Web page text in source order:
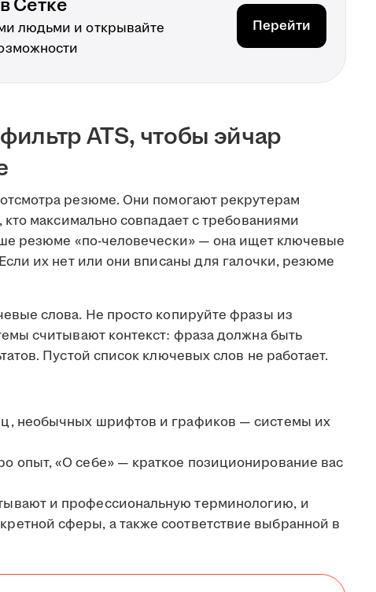
Сетке
людьми и открывайте
Перейти
ATS, чтобы эйчар
резюме. Они помогают рекрутерам
максимально совпадает с требованиями
резюме «по-человечески» — она ищет ключевые
их нет или они вписаны для галочки, резюме
слова. Не просто копируйте фразы из
считывают контекст: фраза должна быть
Пустой список ключевых слов не работает.
необычных шрифтов и графиков — системы их
опыт, «О себе» — краткое позиционирование вас
и профессиональную терминологию, и
сферы, а также соответствие выбранной в